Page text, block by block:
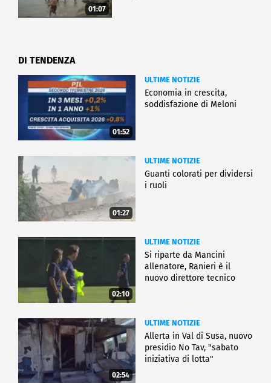
01:07
DI TENDENZA
01:52
ULTIME NOTIZIE
Economia in crescita,
soddisfazione di Meloni
01:27
ULTIME NOTIZIE
Guanti colorati per dividersi
i ruoli
02:10
ULTIME NOTIZIE
Si riparte da Mancini
allenatore, Ranieri è il
nuovo direttore tecnico
02:54
ULTIME NOTIZIE
Allerta in Val di Susa, nuovo
presidio No Tav, "sabato
iniziativa di lotta"